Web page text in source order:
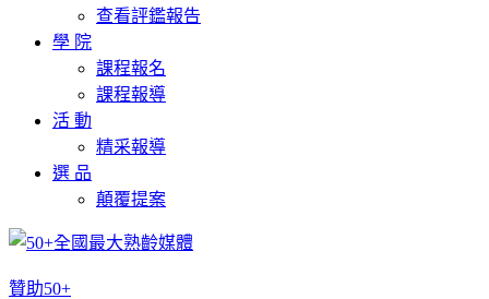
查看評鑑報告
學 院
課程報名
課程報導
活 動
精采報導
選 品
顛覆提案
贊助50+